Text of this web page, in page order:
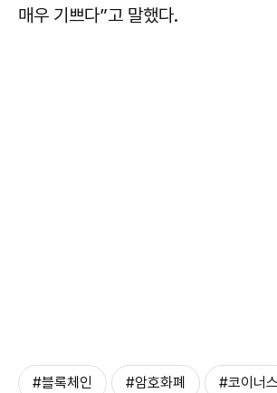
매우 기쁘다”고 말했다.
#블록체인 #암호화폐 #코이너스